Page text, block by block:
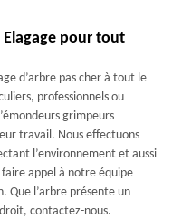
Elagage pour tout
d’arbre pas cher à tout le
professionnels ou
grimpeurs
travail. Nous effectuons
l’environnement et aussi
appel à notre équipe
Que l’arbre présente un
contactez-nous.